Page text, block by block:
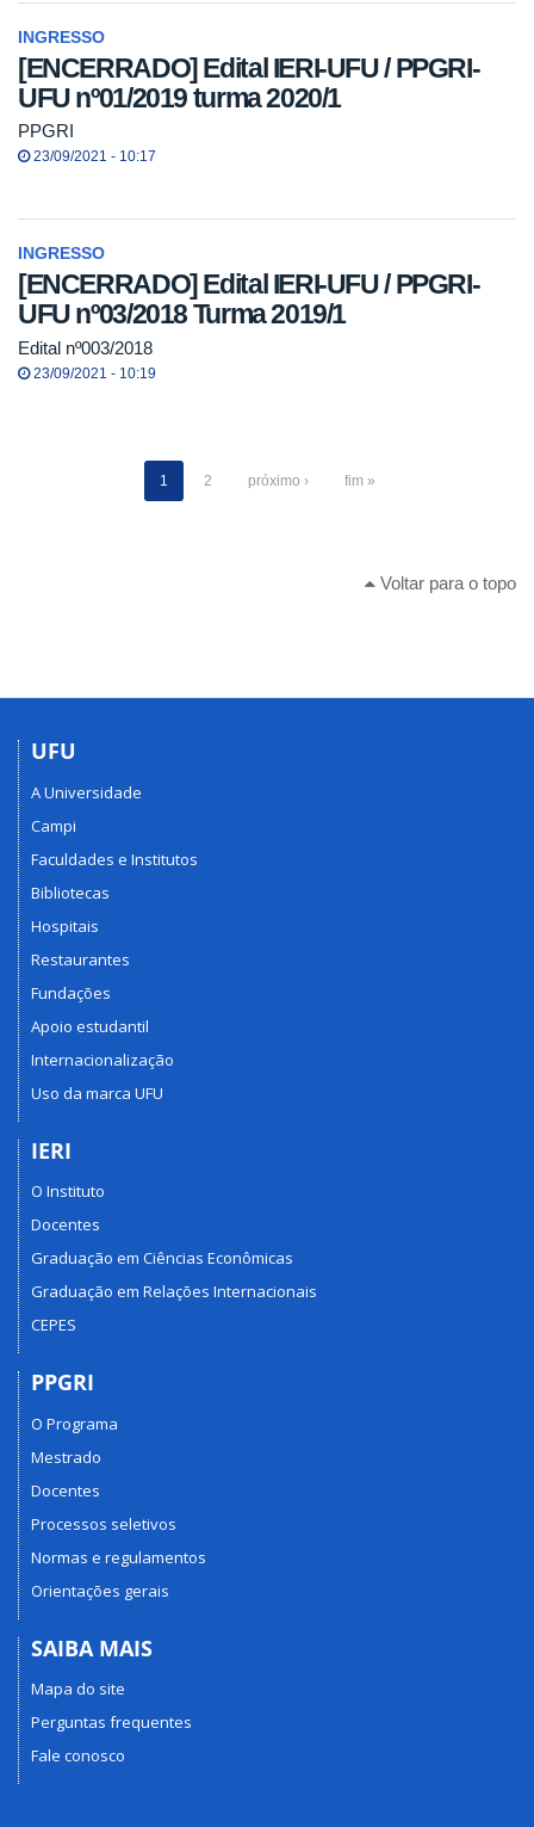
INGRESSO
[ENCERRADO] Edital IERI-UFU / PPGRI-
UFU nº01/2019 turma 2020/1
PPGRI
23/09/2021 - 10:17
INGRESSO
[ENCERRADO] Edital IERI-UFU / PPGRI-
UFU nº03/2018 Turma 2019/1
Edital nº003/2018
23/09/2021 - 10:19
1 2 próximo › fim »
Voltar para o topo
UFU
A Universidade
Campi
Faculdades e Institutos
Bibliotecas
Hospitais
Restaurantes
Fundações
Apoio estudantil
Internacionalização
Uso da marca UFU
IERI
O Instituto
Docentes
Graduação em Ciências Econômicas
Graduação em Relações Internacionais
CEPES
PPGRI
O Programa
Mestrado
Docentes
Processos seletivos
Normas e regulamentos
Orientações gerais
SAIBA MAIS
Mapa do site
Perguntas frequentes
Fale conosco